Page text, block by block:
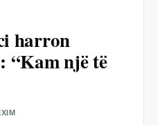
harron
“Kam një të